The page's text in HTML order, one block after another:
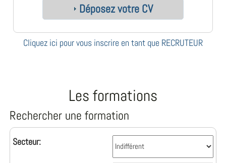
Déposez votre CV
Cliquez ici pour vous inscrire en tant que RECRUTEUR
Les formations
Rechercher une formation
Secteur: